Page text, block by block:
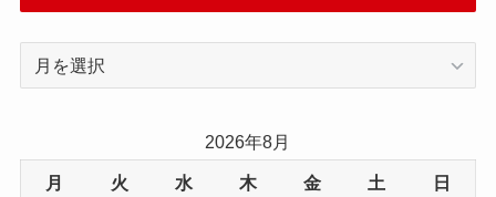
事
2026年8月
月 火 水 木 金 土 日